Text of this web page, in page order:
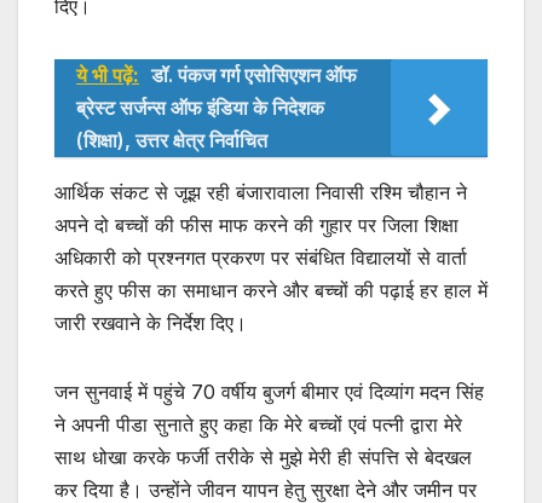
दिए।
ये भी पढ़ें: डॉ. पंकज गर्ग एसोसिएशन ऑफ
ब्रेस्ट सर्जन्स ऑफ इंडिया के निदेशक
(शिक्षा), उत्तर क्षेत्र निर्वाचित
आर्थिक संकट से जूझ रही बंजारावाला निवासी रश्मि चौहान ने
अपने दो बच्चों की फीस माफ करने की गुहार पर जिला शिक्षा
अधिकारी को प्रश्नगत प्रकरण पर संबंधित विद्यालयों से वार्ता
करते हुए फीस का समाधान करने और बच्चों की पढ़ाई हर हाल में
जारी रखवाने के निर्देश दिए।
जन सुनवाई में पहुंचे 70 वर्षीय बुजर्ग बीमार एवं दिव्यांग मदन सिंह
ने अपनी पीडा सुनाते हुए कहा कि मेरे बच्चों एवं पत्नी द्वारा मेरे
साथ धोखा करके फर्जी तरीके से मुझे मेरी ही संपत्ति से बेदखल
कर दिया है। उन्होंने जीवन यापन हेतु सुरक्षा देने और जमीन पर